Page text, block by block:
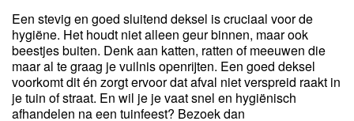
Een stevig en goed sluitend deksel is cruciaal voor de
hygiëne. Het houdt niet alleen geur binnen, maar ook
beestjes buiten. Denk aan katten, ratten of meeuwen die
maar al te graag je vuilnis openrijten. Een goed deksel
voorkomt dit én zorgt ervoor dat afval niet verspreid raakt in
je tuin of straat. En wil je je vaat snel en hygiënisch
afhandelen na een tuinfeest? Bezoek dan